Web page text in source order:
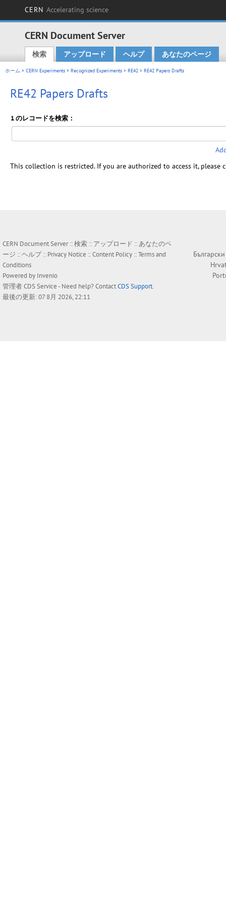
CERN Accelerating science
CERN Document Server
Main menu
検索 アップロード ヘルプ あなたのページ
ホーム > CERN Experiments > Recognized Experiments > RE42 > RE42 Papers Drafts
RE42 Papers Drafts
1 のレコードを検索：
This collection is restricted. If you are authorized to access it, please
CERN Document Server ::検索 :: アップロード ::あなたのペ
ージ ::ヘルプ:: Privacy Notice ::Content Policy ::Terms and
Conditions
Powered by Invenio
管理者CDS Service- Need help? ContactCDS Support.
最後の更新: 07 8月 2026, 22:11
Български